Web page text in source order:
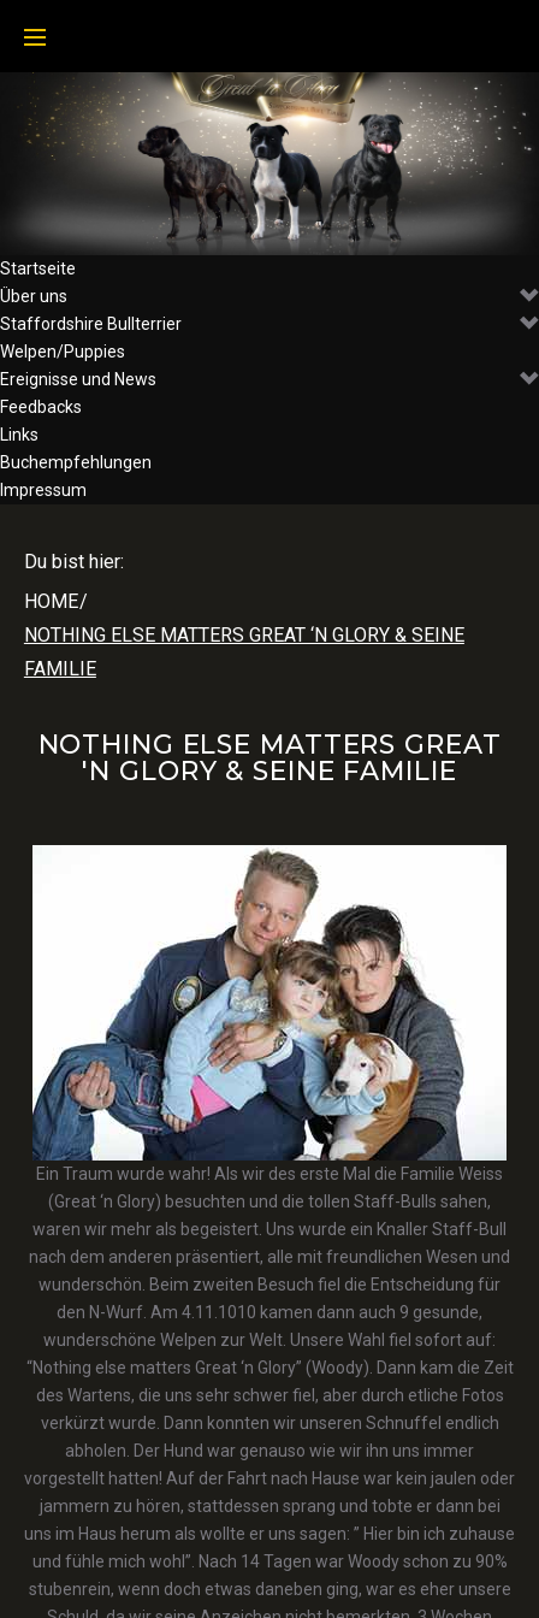
Startseite
Über uns
Staffordshire Bullterrier
Welpen/Puppies
Ereignisse und News
Feedbacks
Links
Buchempfehlungen
Impressum
Du bist hier:
HOME/
NOTHING ELSE MATTERS GREAT ‘N GLORY & SEINE
FAMILIE
NOTHING ELSE MATTERS GREAT
'N GLORY & SEINE FAMILIE
Ein Traum wurde wahr! Als wir des erste Mal die Familie Weiss
(Great ‘n Glory) besuchten und die tollen Staff-Bulls sahen,
waren wir mehr als begeistert. Uns wurde ein Knaller Staff-Bull
nach dem anderen präsentiert, alle mit freundlichen Wesen und
wunderschön. Beim zweiten Besuch fiel die Entscheidung für
den N-Wurf. Am 4.11.1010 kamen dann auch 9 gesunde,
wunderschöne Welpen zur Welt. Unsere Wahl fiel sofort auf:
“Nothing else matters Great ‘n Glory” (Woody). Dann kam die Zeit
des Wartens, die uns sehr schwer fiel, aber durch etliche Fotos
verkürzt wurde. Dann konnten wir unseren Schnuffel endlich
abholen. Der Hund war genauso wie wir ihn uns immer
vorgestellt hatten! Auf der Fahrt nach Hause war kein jaulen oder
jammern zu hören, stattdessen sprang und tobte er dann bei
uns im Haus herum als wollte er uns sagen: ” Hier bin ich zuhause
und fühle mich wohl”. Nach 14 Tagen war Woody schon zu 90%
stubenrein, wenn doch etwas daneben ging, war es eher unsere